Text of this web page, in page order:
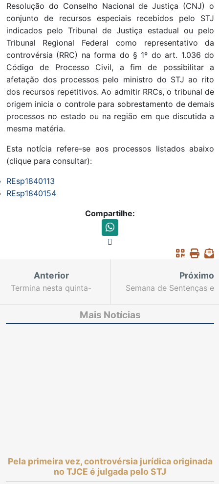
Resolução do Conselho Nacional de Justiça (CNJ) o
conjunto de recursos especiais recebidos pelo STJ
indicados pelo Tribunal de Justiça estadual ou pelo
Tribunal Regional Federal como representativo da
controvérsia (RRC) na forma do § 1º do art. 1.036 do
Código de Processo Civil, a fim de possibilitar a
afetação dos processos pelo ministro do STJ ao rito
dos recursos repetitivos. Ao admitir RRCs, o tribunal de
origem inicia o controle para sobrestamento de demais
processos no estado ou na região em que discutida a
mesma matéria.
Esta notícia refere-se aos processos listados abaixo
(clique para consultar):
REsp1840113
REsp1840154
Compartilhe:
Anterior
Termina nesta quinta-
atuar como jurado na
Comarca de Fortaleza
Próximo
Semana de Sentenças e
termina nesta sexta-
feira, dia 9 de outubro
Mais Notícias
Pela primeira vez, controvérsia jurídica originada
no TJCE é julgada pelo STJ